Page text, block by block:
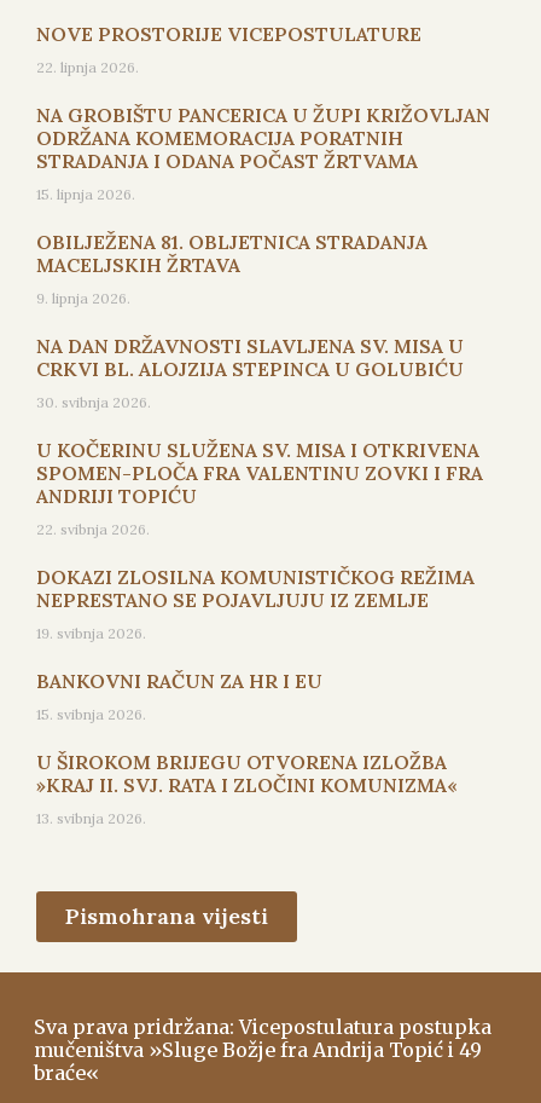
NOVE PROSTORIJE VICEPOSTULATURE
22. lipnja 2026.
NA GROBIŠTU PANCERICA U ŽUPI KRIŽOVLJAN
ODRŽANA KOMEMORACIJA PORATNIH
STRADANJA I ODANA POČAST ŽRTVAMA
15. lipnja 2026.
OBILJEŽENA 81. OBLJETNICA STRADANJA
MACELJSKIH ŽRTAVA
9. lipnja 2026.
NA DAN DRŽAVNOSTI SLAVLJENA SV. MISA U
CRKVI BL. ALOJZIJA STEPINCA U GOLUBIĆU
30. svibnja 2026.
U KOČERINU SLUŽENA SV. MISA I OTKRIVENA
SPOMEN-PLOČA FRA VALENTINU ZOVKI I FRA
ANDRIJI TOPIĆU
22. svibnja 2026.
DOKAZI ZLOSILNA KOMUNISTIČKOG REŽIMA
NEPRESTANO SE POJAVLJUJU IZ ZEMLJE
19. svibnja 2026.
BANKOVNI RAČUN ZA HR I EU
15. svibnja 2026.
U ŠIROKOM BRIJEGU OTVORENA IZLOŽBA
»KRAJ II. SVJ. RATA I ZLOČINI KOMUNIZMA«
13. svibnja 2026.
Pismohrana vijesti
Sva prava pridržana: Vicepostulatura postupka
mučeništva »Sluge Božje fra Andrija Topić i 49
braće«